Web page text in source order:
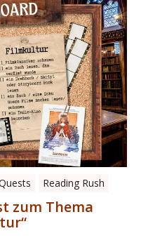
Reading Rush
zum Thema